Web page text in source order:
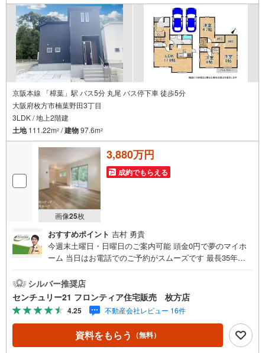
京阪本線 「樟葉」駅 バス5分 丸尾 バス停下車 徒歩5分
大阪府枚方市楠葉野田3丁目
3LDK / 地上2階建
土地111.22m2 /建物97.6m2
画像25枚
3,880万円
成約でもらえる
おすすめポイント 吉村 勇貴
今週末土曜日・日曜日のご案内可能 頭金0円で夢のマイホ
ーム 当日はお電話でのご予約がスムーズです 最長35年の
葉駅」バス5分・バス「丸尾停」歩5分（400m）・樟葉北小
学校歩6分（480m）・楠葉中学校歩7分（500m） 特徴・住
宅性能評価5分野7項目で最も高い等級取得を標準化！最長3
5年の定期点検・長期保証で安心・ウォークインクローゼッ
ト/両面道路/南東向きバルコニーにつき陽当り・通風良好
弊社が選ばれる理由 1.お金の扱い方のプロ、ファイナンシ
シルバー推奨店
センチュリー21 フロンティア住宅販売 枚方店
4.25 不動産会社レビュー 16件
資料をもらう （無料）